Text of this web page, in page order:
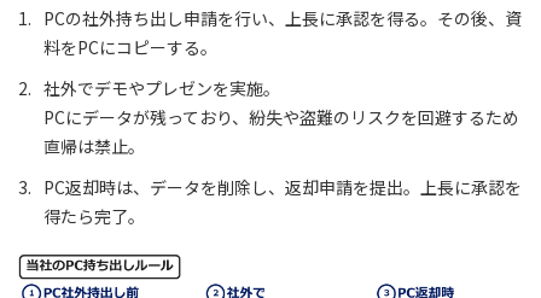
1. PCの社外持ち出し申請を行い、上長に承認を得る。その後、資
料をPCにコピーする。
2. 社外でデモやプレゼンを実施。
PCにデータが残っており、紛失や盗難のリスクを回避するため
直帰は禁止。
3. PC返却時は、データを削除し、返却申請を提出。上長に承認を
得たら完了。